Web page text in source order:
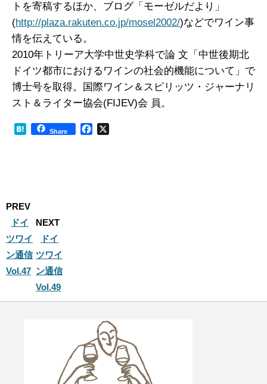
トを寄稿するほか、ブログ「モーゼルだより」
(http://plaza.rakuten.co.jp/mosel2002/)などでワイン事
情を伝えている。
2010年トリーア大学中世史学科で論 文「中世後期北
ドイツ都市におけるワインの社会的機能について」で
博士号を取得。国際ワイン＆スピリッツ・ジャーナリ
スト＆ライター協会(FIJEV)会 員。
Share
PREV
ドイ
ツワイ
ン通信
Vol.47
NEXT
ドイ
ツワイ
ン通信
Vol.49